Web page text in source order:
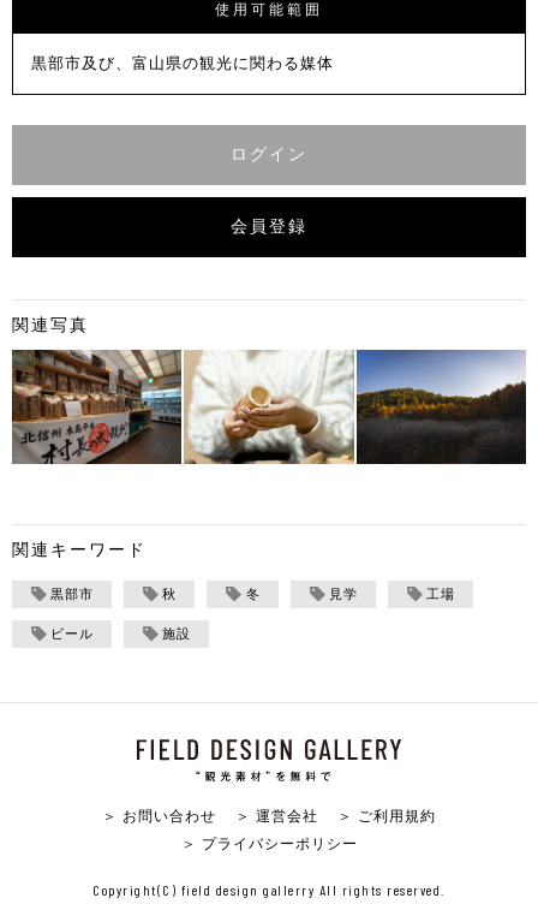
使用可能範囲
黒部市及び、富山県の観光に関わる媒体
ログイン
会員登録
関連写真
関連キーワード
黒部市 秋 冬 見学 工場
ビール 施設
＞ お問い合わせ ＞ 運営会社
＞ ご利用規約
＞ プライバシーポリシー
Copyright(C) field design gallerry All rights reserved.